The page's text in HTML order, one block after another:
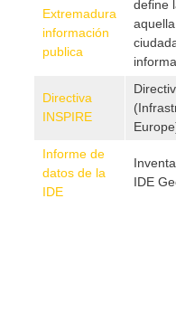
Extremadura
información
publica
define
Directiva
INSPIRE
Informe de
datos de la
IDE
IDE